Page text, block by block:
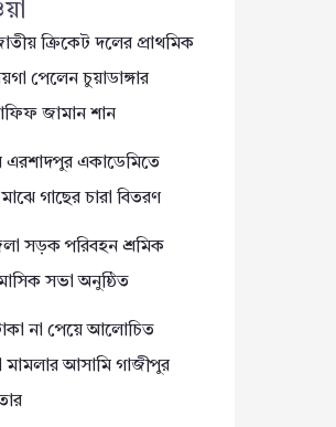
ক্রিকেট দলের প্রাথমিক
পেলেন চুয়াডাঙ্গার
জামান শান
এরশাদপুর একাডেমিতে
মাঝে গাছের চারা বিতরণ
সড়ক পরিবহন শ্রমিক
সভা অনুষ্ঠিত
না পেয়ে আলোচিত
মামলার আসামি গাজীপুর